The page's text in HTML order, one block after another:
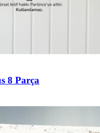
8 Parça